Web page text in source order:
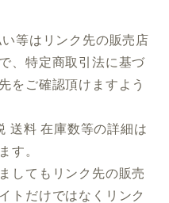
等はリンク先の販売店
、特定商取引法に基づ
をご確認頂けますよう
送料 在庫数等の詳細は
す。
してもリンク先の販売
トだけではなくリンク